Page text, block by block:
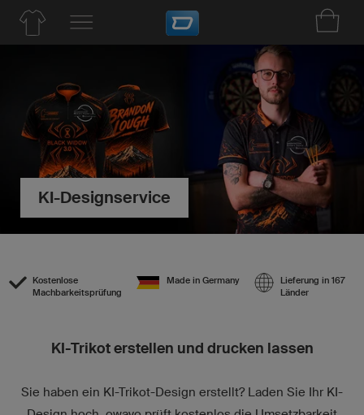
KI-Designservice
Kostenlose
Machbarkeitsprüfung
Made in Germany
Lieferung in 167
Länder
KI-Trikot erstellen und drucken lassen
Sie haben ein KI-Trikot-Design erstellt? Laden Sie Ihr KI-